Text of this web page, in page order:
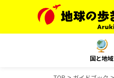
国と地域